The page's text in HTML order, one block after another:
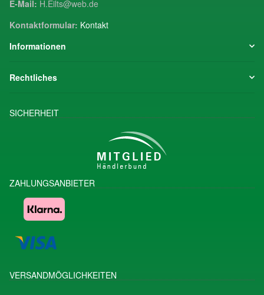
E-Mail: H.Eilts@web.de
Kontaktformular: Kontakt
Informationen
Rechtliches
SICHERHEIT
ZAHLUNGSANBIETER
VERSANDMÖGLICHKEITEN